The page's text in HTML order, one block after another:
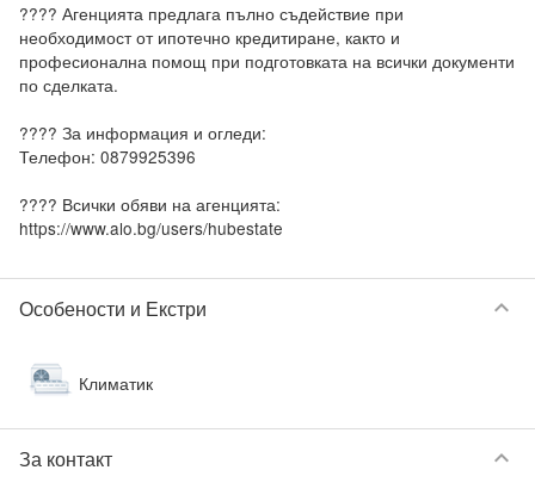
???? Агенцията предлага пълно съдействие при
необходимост от ипотечно кредитиране, както и
професионална помощ при подготовката на всички документи
по сделката.
???? За информация и огледи:
Телефон: 0879925396
???? Всички обяви на агенцията:
Особености и Екстри keyboard_arrow_down
Климатик
За контакт keyboard_arrow_down